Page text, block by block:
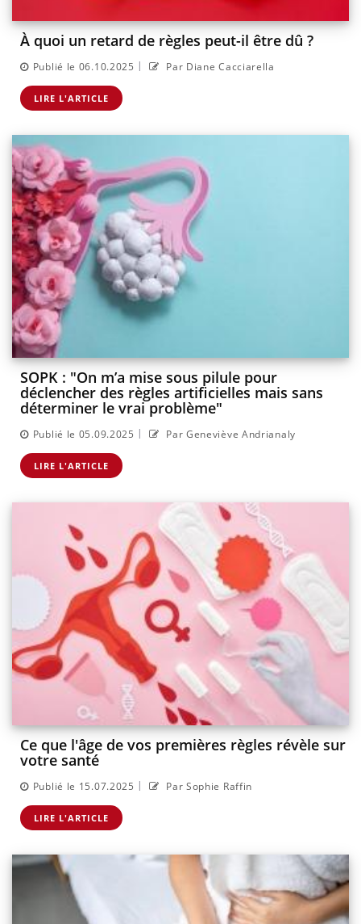
À quoi un retard de règles peut-il être dû ?
Publié le 06.10.2025 | Par Diane Cacciarella
LIRE L'ARTICLE
SOPK : "On m’a mise sous pilule pour
déclencher des règles artificielles mais sans
déterminer le vrai problème"
Publié le 05.09.2025 | Par Geneviève Andrianaly
LIRE L'ARTICLE
Ce que l'âge de vos premières règles révèle sur
votre santé
Publié le 15.07.2025 | Par Sophie Raffin
LIRE L'ARTICLE